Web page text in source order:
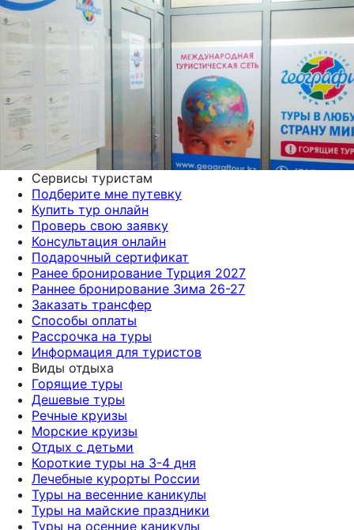
Сервисы туристам
Подберите мне путевку
Купить тур онлайн
Проверь свою заявку
Консультация онлайн
Подарочный сертификат
Ранее бронирование Турция 2027
Раннее бронирование Зима 26-27
Заказать трансфер
Способы оплаты
Рассрочка на туры
Информация для туристов
Виды отдыха
Горящие туры
Дешевые туры
Речные круизы
Морские круизы
Отдых с детьми
Короткие туры на 3-4 дня
Лечебные курорты России
Туры на весенние каникулы
Туры на майские праздники
Туры на осенние каникулы